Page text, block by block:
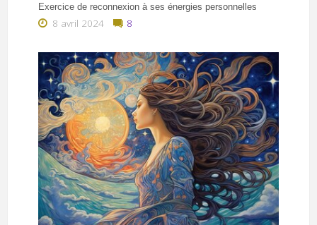
Exercice de reconnexion à ses énergies personnelles
8 avril 2024 8